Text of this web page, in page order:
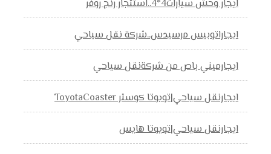
ايجار وحش سيارات4*4..استئجار رنج روفر
ايجاراتوبيس مرسيدس..شركة نقل سياحي
ايجارميني باص من شركةنقل سياحي
ايجارنقل سياحي|تويوتا كوستر ToyotaCoaster
ايجارنقل سياحي|تويوتا هايس